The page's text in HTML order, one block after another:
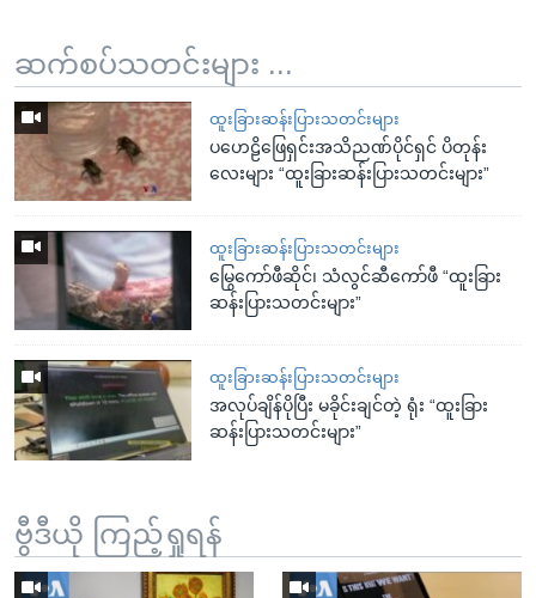
ဆက်စပ်သတင်းများ ...
ထူးခြားဆန်းပြားသတင်းများ
ပဟေဠိဖြေရှင်းအသိညဏ်ပိုင်ရှင် ပိတုန်း
လေးများ “ထူးခြားဆန်းပြားသတင်းများ”
ထူးခြားဆန်းပြားသတင်းများ
မြွေကော်ဖီဆိုင်၊ သံလွင်ဆီကော်ဖီ “ထူးခြား
ဆန်းပြားသတင်းများ”
ထူးခြားဆန်းပြားသတင်းများ
အလုပ်ချိန်ပိုပြီး မခိုင်းချင်တဲ့ ရုံး “ထူးခြား
ဆန်းပြားသတင်းများ”
ဗွီဒီယို ကြည့်ရှုရန်